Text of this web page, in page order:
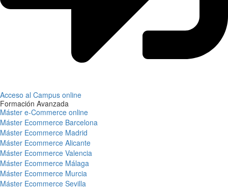
Acceso al Campus online
Formación Avanzada
Máster e-Commerce online
Máster Ecommerce Barcelona
Máster Ecommerce Madrid
Máster Ecommerce Alicante
Máster Ecommerce Valencia
Máster Ecommerce Málaga
Máster Ecommerce Murcia
Máster Ecommerce Sevilla